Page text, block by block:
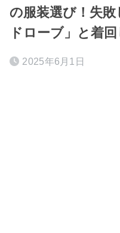
の服装選び！失
ドローブ」と着
2025年6月1日